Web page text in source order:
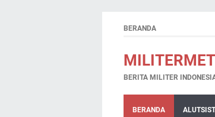
BERANDA
BERITA MILITER
BERANDA